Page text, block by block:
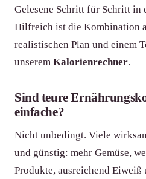
Gelesene Schritt für Schritt in
Hilfreich ist die Kombination
realistischen Plan und einem
unserem Kalorienrechner.
Sind teure
einfache?
Nicht unbedingt. Viele
und günstig: mehr Gemüse,
Produkte, ausreichend Eiweiß